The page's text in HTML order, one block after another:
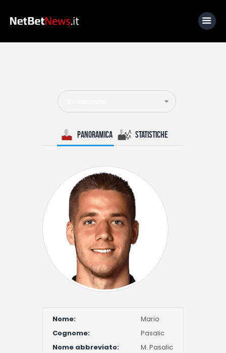
News
Calcio
Basket
Tennis
Lo Sapevi Che
Fantacalcio
I consigli di Giulia
Serie A
Panoramica Statistiche
Nome:
Mario
Cognome:
Pasalic
Nome abbreviato:
M. Pasalic